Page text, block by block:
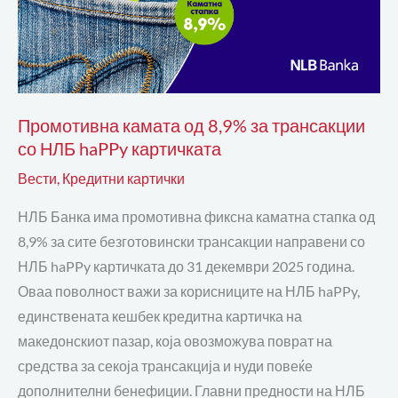
Промотивна камата од 8,9% за трансакции
со НЛБ haPPy картичката
Вести, Кредитни картички
НЛБ Банка има промотивна фиксна каматна стапка од
8,9% за сите безготовински трансакции направени со
НЛБ haPPy картичката до 31 декември 2025 година.
Оваа поволност важи за корисниците на НЛБ haPPy,
единствената кешбек кредитна картичка на
македонскиот пазар, која овозможува поврат на
средства за секоја трансакција и нуди повеќе
дополнителни бенефиции. Главни предности на НЛБ
НЛБ
haPPy
картичката